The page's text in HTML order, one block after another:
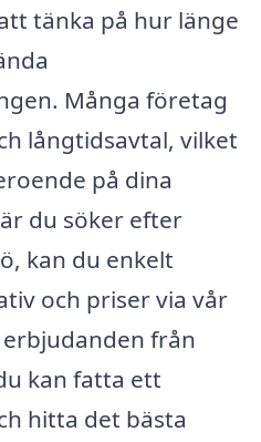
tänka på hur länge
Många företag
långtidsavtal, vilket
på dina
du söker efter
kan du enkelt
och priser via vår
från
kan fatta ett
hitta det bästa